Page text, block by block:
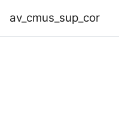
av_cmus_sup_cor